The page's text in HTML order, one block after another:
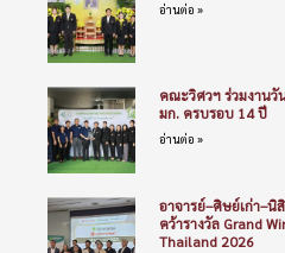
อ่านต่อ »
คณะวิศวฯ ร่วมงาน
มก. ครบรอบ 14 ปี
อ่านต่อ »
อาจารย์–ศิษย์เก่า–
คว้ารางวัล Grand
Thailand 2026